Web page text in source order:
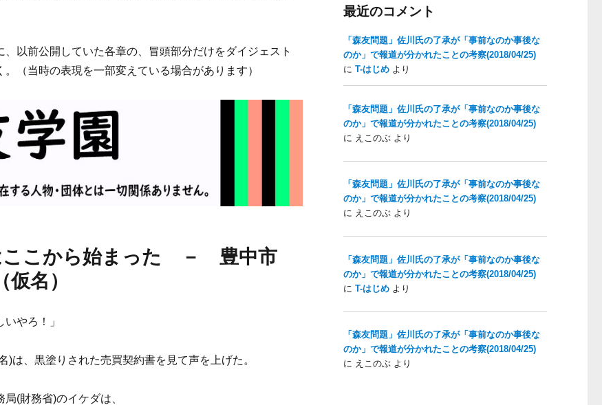
、以前公開していた各章の、冒頭部分だけをダイジェスト
（当時の表現を一部変えている場合があります）
ここから始まった － 豊中市
名）
いやろ！」
)は、黒塗りされた売買契約書を見て声を上げた。
(財務省)のイケダは、
最近のコメント
「森友問題」佐川氏の了承が「事前なのか事後な
のか」で報道が分かれたことの考察(2018/04/25)
に T-はじめより
「森友問題」佐川氏の了承が「事前なのか事後な
のか」で報道が分かれたことの考察(2018/04/25)
に えこのぶより
「森友問題」佐川氏の了承が「事前なのか事後な
のか」で報道が分かれたことの考察(2018/04/25)
に えこのぶより
「森友問題」佐川氏の了承が「事前なのか事後な
のか」で報道が分かれたことの考察(2018/04/25)
に T-はじめより
「森友問題」佐川氏の了承が「事前なのか事後な
のか」で報道が分かれたことの考察(2018/04/25)
に えこのぶより